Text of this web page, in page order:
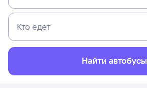
Кто едет
Найти автобусы